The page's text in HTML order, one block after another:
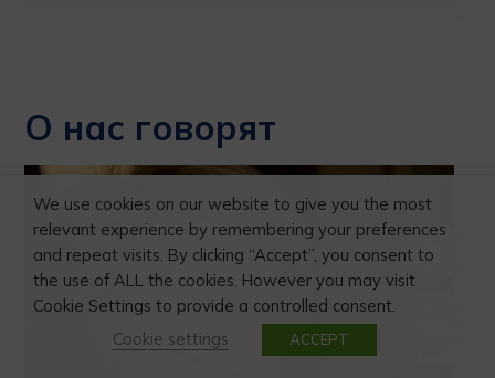
О нас говорят
We use cookies on our website to give you the most
relevant experience by remembering your preferences
and repeat visits. By clicking “Accept”, you consent to
the use of ALL the cookies. However you may visit
Cookie Settings to provide a controlled consent.
Cookie settings
ACCEPT